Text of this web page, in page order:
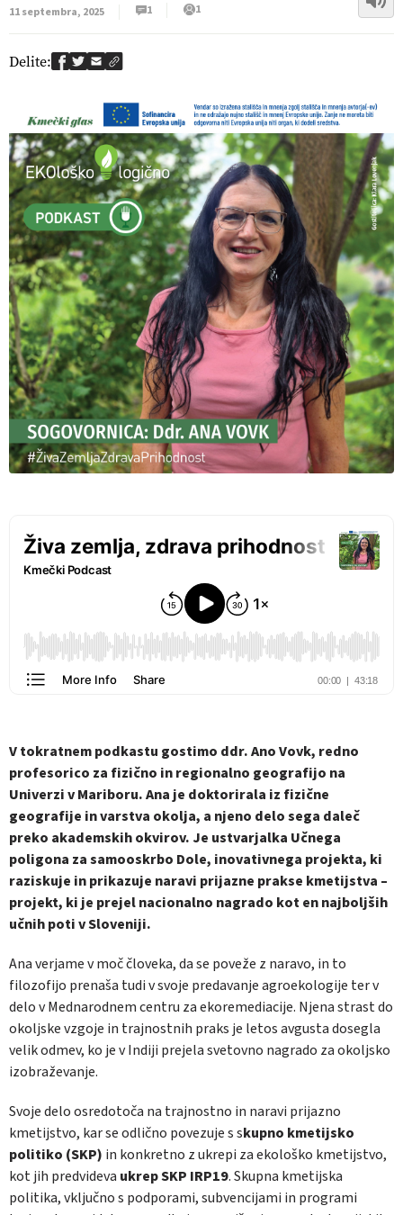
11 septembra, 2025
1 1
Delite:
V tokratnem podkastu gostimo ddr. Ano Vovk, redno
profesorico za fizično in regionalno geografijo na
Univerzi v Mariboru. Ana je doktorirala iz fizične
geografije in varstva okolja, a njeno delo sega daleč
preko akademskih okvirov. Je ustvarjalka Učnega
poligona za samooskrbo Dole, inovativnega projekta, ki
raziskuje in prikazuje naravi prijazne prakse kmetijstva –
projekt, ki je prejel nacionalno nagrado kot en najboljših
učnih poti v Sloveniji.
Ana verjame v moč človeka, da se poveže z naravo, in to
filozofijo prenaša tudi v svoje predavanje agroekologije ter v
delo v Mednarodnem centru za ekoremediacije. Njena strast do
okoljske vzgoje in trajnostnih praks je letos avgusta dosegla
velik odmev, ko je v Indiji prejela svetovno nagrado za okoljsko
izobraževanje.
Svoje delo osredotoča na trajnostno in naravi prijazno
kmetijstvo, kar se odlično povezuje s skupno kmetijsko
politiko (SKP) in konkretno z ukrepi za ekološko kmetijstvo,
kot jih predvideva ukrep SKP IRP19. Skupna kmetijska
politika, vključno s podporami, subvencijami in programi